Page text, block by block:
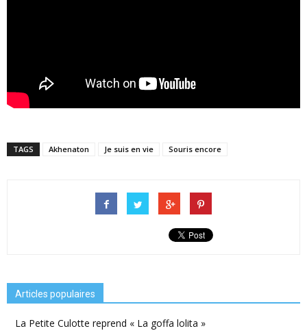
TAGS Akhenaton Je suis en vie Souris encore
Articles populaires
La Petite Culotte reprend « La goffa lolita »